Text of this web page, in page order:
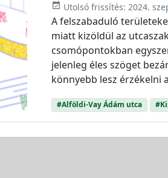
event_available Utolsó frissítés:2024.
A felszabaduló
miatt kizöldül az
csomópontokban
jelenleg éles szöget
könnyebb lesz érzékelni
#Alföldi-Vay Ádám utca